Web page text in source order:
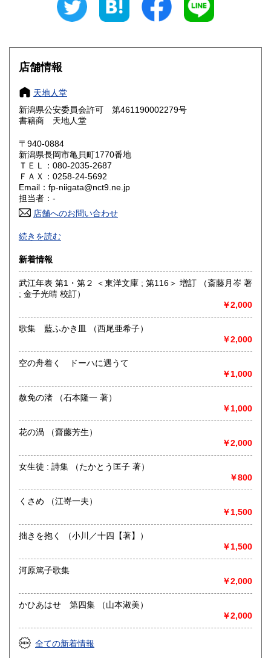
185円 三重県
大阪府
奈良県
鳥取県 185円 島根県
岡山県
山口県 185円
香川県 185円
高知県 185円
佐賀県
熊本県 185円 大分県 185円
宮崎県
185円
店舗情報
天地人堂
新潟県公安委員会許可 第461190002279号
書籍商 天地人堂
〒940-0884
新潟県長岡市亀貝町1770番地
ＴＥＬ：080-2035-2687
ＦＡＸ：0258-24-5692
Email：fp-niigata@nct9.ne.jp
担当者：-
店舗へのお問い合わせ
最寄駅：長岡駅
営業時間：午前10時から午後5時
定休日：不定休
新潟県内にて出張積極的に買取を行っています。査定及び出
張料は無料です。20冊以上であればお伺いいたします。ご連
絡願います。
歴史、社会科学、自然科学、サブカルチャー、古書一般（そ
の他）
続きを読む
新着情報
武江年表 第1・第２ ＜東洋文庫 ; 第116＞ 増訂 （斎藤月岑 著
; 金子光晴 校訂）
￥2,000
歌集 藍ふかき皿 （西尾亜希子）
￥2,000
空の舟着く ドーハに遇うて
￥1,000
赦免の渚 （石本隆一 著）
￥1,000
花の渦 （齋藤芳生）
￥2,000
女生徒 : 詩集 （たかとう匡子 著）
￥800
くさめ （江嵜一夫）
￥1,500
拙きを抱く （小川／十四【著】）
￥1,500
河原篤子歌集
￥2,000
かひあはせ 第四集 （山本淑美）
￥2,000
全ての新着情報